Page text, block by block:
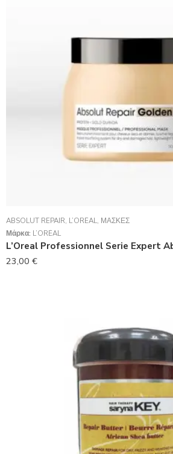
ABSOLUT REPAIR, L’ORÉAL, ΜΆΣΚΕΣ
Μάρκα: L’ORÉAL
23,00 €